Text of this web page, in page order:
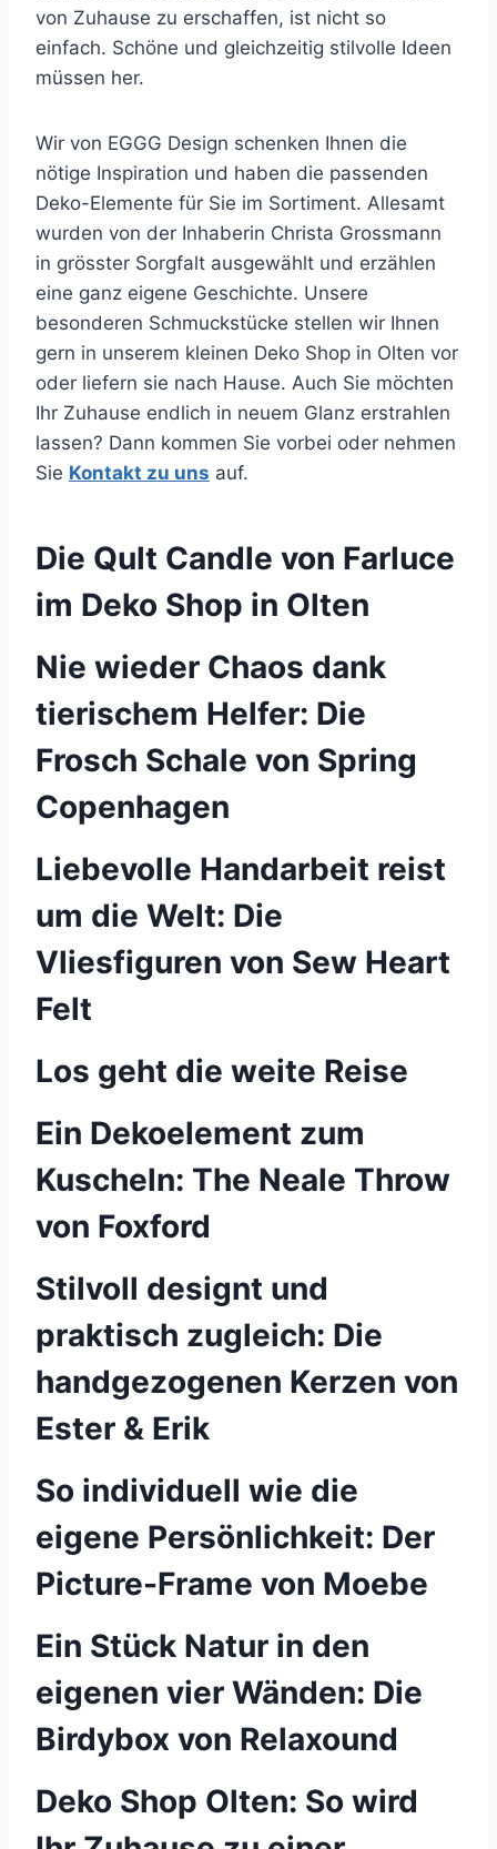
von Zuhause zu erschaffen, ist nicht so
einfach. Schöne und gleichzeitig stilvolle Ideen
müssen her.
Wir von EGGG Design schenken Ihnen die
nötige Inspiration und haben die passenden
Deko-Elemente für Sie im Sortiment. Allesamt
wurden von der Inhaberin Christa Grossmann
in grösster Sorgfalt ausgewählt und erzählen
eine ganz eigene Geschichte. Unsere
besonderen Schmuckstücke stellen wir Ihnen
gern in unserem kleinen Deko Shop in Olten vor
oder liefern sie nach Hause. Auch Sie möchten
Ihr Zuhause endlich in neuem Glanz erstrahlen
lassen? Dann kommen Sie vorbei oder nehmen
Sie Kontakt zu uns auf.
Die Qult Candle von Farluce
im Deko Shop in Olten
Nie wieder Chaos dank
tierischem Helfer: Die
Frosch Schale von Spring
Copenhagen
Liebevolle Handarbeit reist
um die Welt: Die
Vliesfiguren von Sew Heart
Felt
Los geht die weite Reise
Ein Dekoelement zum
Kuscheln: The Neale Throw
von Foxford
Stilvoll designt und
praktisch zugleich: Die
handgezogenen Kerzen von
Ester & Erik
So individuell wie die
eigene Persönlichkeit: Der
Picture-Frame von Moebe
Ein Stück Natur in den
eigenen vier Wänden: Die
Birdybox von Relaxound
Deko Shop Olten: So wird